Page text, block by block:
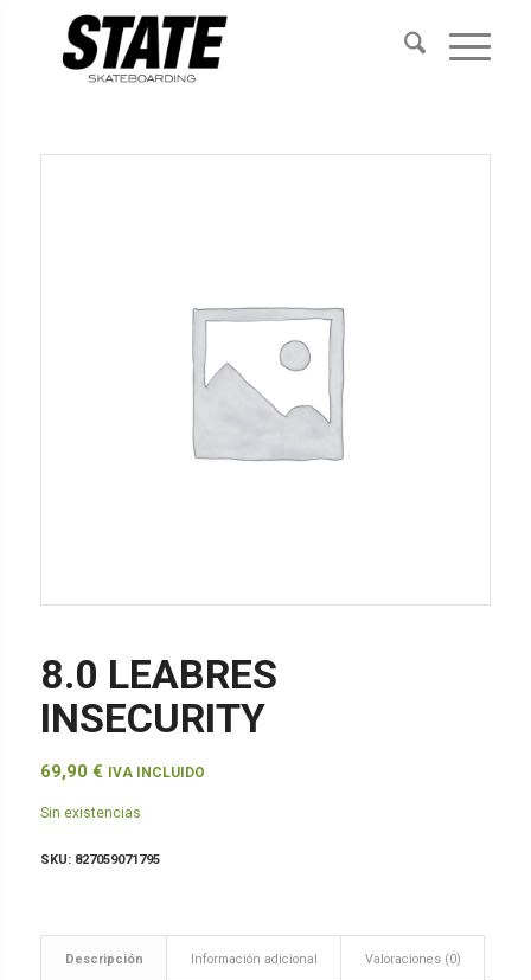
8.0 LEABRES
INSECURITY
69,90 € IVA INCLUIDO
Sin existencias
SKU: 827059071795
Descripción Información adicional Valoraciones (0)